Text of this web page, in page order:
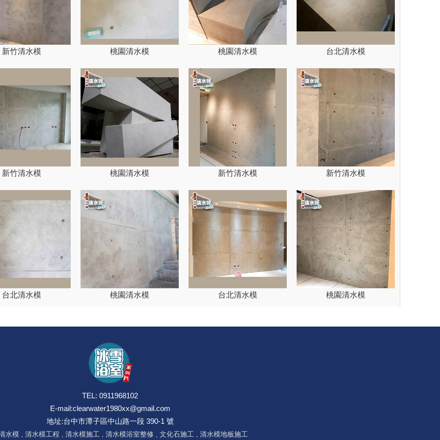
新竹清水模 桃園清水模 桃園清水模 台北清水模
新竹清水模 桃園清水模 新竹清水模 新竹清水模
台北清水模 桃園清水模 台北清水模 桃園清水模
TEL: 0911968102
E-mail:clearwater1980xx@gmail.com
地址:台中市潭子區中山路一段 390-1 號
水模 清水模工程 清水模施工 清水模浴室整修 文化石施工 清水模地板施工